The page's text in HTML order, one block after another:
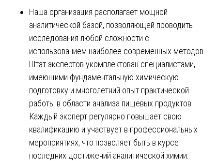
Наша организация располагает мощной
аналитической базой, позволяющей проводить
исследования любой сложности с
использованием наиболее современных методов.
Штат экспертов укомплектован специалистами,
имеющими фундаментальную химическую
подготовку и многолетний опыт практической
работы в области анализа пищевых продуктов .
Каждый эксперт регулярно повышает свою
квалификацию и участвует в профессиональных
мероприятиях, что позволяет быть в курсе
последних достижений аналитической химии.